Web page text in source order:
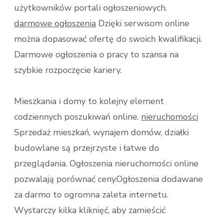
użytkowników portali ogłoszeniowych.
darmowe ogłoszenia Dzięki serwisom online
można dopasować ofertę do swoich kwalifikacji.
Darmowe ogłoszenia o pracy to szansa na
szybkie rozpoczęcie kariery.
Mieszkania i domy to kolejny element
codziennych poszukiwań online. nieruchomości
Sprzedaż mieszkań, wynajem domów, działki
budowlane są przejrzyste i łatwe do
przeglądania. Ogłoszenia nieruchomości online
pozwalają porównać ceny.Ogłoszenia dodawane
za darmo to ogromna zaleta internetu.
Wystarczy kilka kliknięć, aby zamieścić